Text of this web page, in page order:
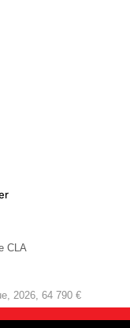
CLA
2026, 64 790 €